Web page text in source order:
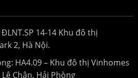
14-14 Khu đô thị
2, Hà Nội.
HA4.09 – Khu đô thị Vinhomes
Chân, Hải Phòng